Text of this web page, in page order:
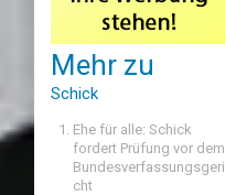
Mehr zu
Schick
Ehe für alle: Schick
fordert Prüfung vor dem
Bundesverfassungsgeri
cht